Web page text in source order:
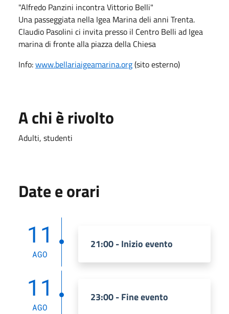
"Alfredo Panzini incontra Vittorio Belli"
Una passeggiata nella Igea Marina deli anni Trenta.
Claudio Pasolini ci invita presso il Centro Belli ad Igea
marina di fronte alla piazza della Chiesa
Info:www.bellariaigeamarina.org(sito esterno)
A chi è rivolto
Adulti, studenti
Date e orari
11
AGO
21:00 - Inizio evento
11
AGO
23:00 - Fine evento